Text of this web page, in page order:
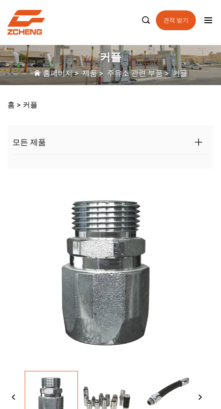
 견적 받기
커플
홈페이지>제품> 주유소 관련 부품>커플
홈 > 커플
모든 제품